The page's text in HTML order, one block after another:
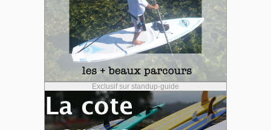
Exclusif sur standup-guide